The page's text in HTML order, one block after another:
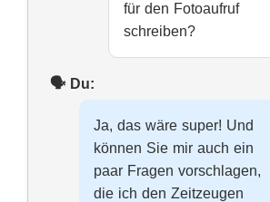
für den Fotoaufruf
schreiben?
Ja, das wäre super! Und
können Sie mir auch ein
paar Fragen vorschlagen,
die ich den Zeitzeugen